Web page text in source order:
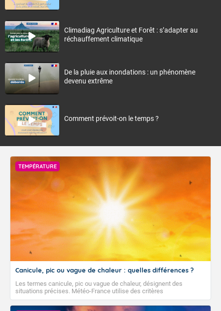
Climadiag Agriculture et Forêt : s’adapter au
réchauffement climatique
De la pluie aux inondations : un phénomène
devenu extrême
Comment prévoit-on le temps ?
TEMPÉRATURE
Canicule, pic ou vague de chaleur : quelles différences ?
Les termes canicule, pic ou vague de chaleur, désignent des
situations précises. Météo-France utilise des critères
climatologiques pour évaluer et qualifier les épisodes de chaleur qui
peuvent avoir des impacts sanitaires et socio-économiques